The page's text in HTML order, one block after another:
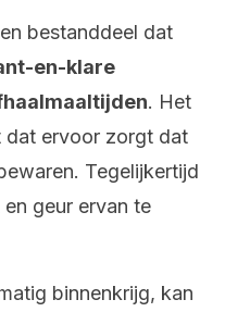
bestanddeel dat
en-klare
. Het
dat ervoor zorgt dat
Tegelijkertijd
geur ervan te
binnenkrijg, kan